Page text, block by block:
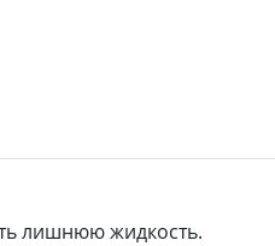
лишнюю жидкость.